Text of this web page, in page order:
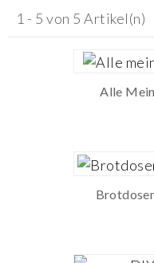
1 - 5 von 5 Artikel(n)
Alle